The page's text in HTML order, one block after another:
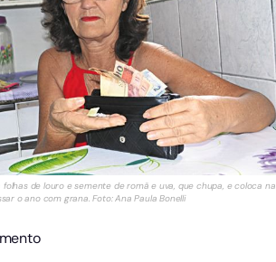
folhas de louro e semente de romã e uva, que chupa, e coloca na
o ano com grana. Foto: Ana Paula Bonelli